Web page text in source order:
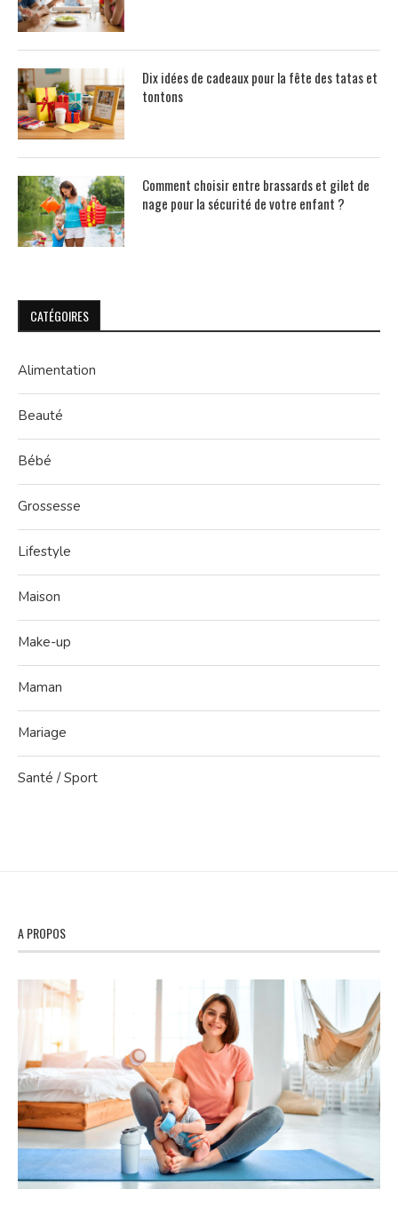
Dix idées de cadeaux pour la fête des tatas et
tontons
Comment choisir entre brassards et gilet de
nage pour la sécurité de votre enfant ?
CATÉGOIRES
Alimentation
Beauté
Bébé
Grossesse
Lifestyle
Maison
Make-up
Maman
Mariage
Santé / Sport
A PROPOS